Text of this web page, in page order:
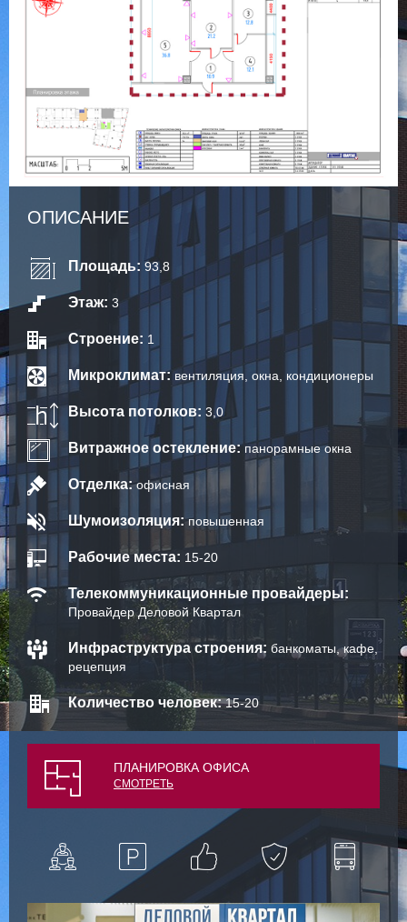
ОПИСАНИЕ
Площадь: 93,8
Этаж: 3
Строение: 1
Микроклимат: вентиляция, окна, кондиционеры
Высота потолков: 3,0
Витражное остекление: панорамные окна
Отделка: офисная
Шумоизоляция: повышенная
Рабочие места: 15-20
Телекоммуникационные провайдеры:
Провайдер Деловой Квартал
Инфраструктура строения: банкоматы, кафе,
рецепция
Количество человек: 15-20
ПЛАНИРОВКА ОФИСА
СМОТРЕТЬ